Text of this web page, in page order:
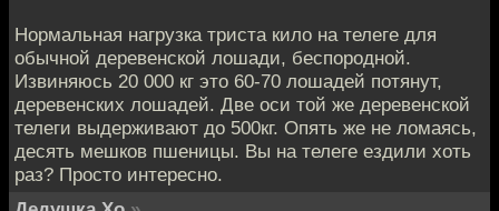
Нормальная нагрузка триста кило на телеге для
обычной деревенской лошади, беспородной.
Извиняюсь 20 000 кг это 60-70 лошадей потянут,
деревенских лошадей. Две оси той же деревенской
телеги выдерживают до 500кг. Опять же не ломаясь,
десять мешков пшеницы. Вы на телеге ездили хоть
раз? Просто интересно.